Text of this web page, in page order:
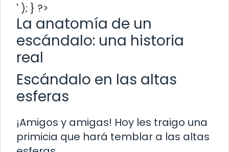
' ); } ?>
La anatomía de un
escándalo: una historia
real
Escándalo en las altas
esferas
¡Amigos y amigas! Hoy les traigo una
primicia que hará temblar a las altas